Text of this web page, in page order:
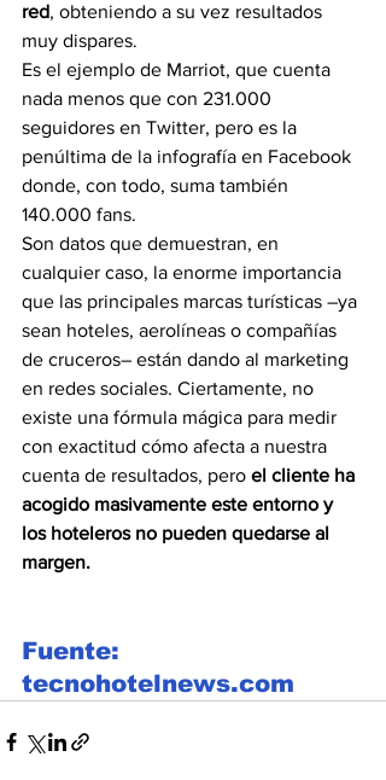
red, obteniendo a su vez resultados
muy dispares.
Es el ejemplo de Marriot, que cuenta
nada menos que con 231.000
seguidores en Twitter, pero es la
penúltima de la infografía en Facebook
donde, con todo, suma también
140.000 fans.
Son datos que demuestran, en
cualquier caso, la enorme importancia
que las principales marcas turísticas –ya
sean hoteles, aerolíneas o compañías
de cruceros– están dando al marketing
en redes sociales. Ciertamente, no
existe una fórmula mágica para medir
con exactitud cómo afecta a nuestra
cuenta de resultados, pero el cliente ha
acogido masivamente este entorno y
los hoteleros no pueden quedarse al
margen.
Fuente:
tecnohotelnews.com